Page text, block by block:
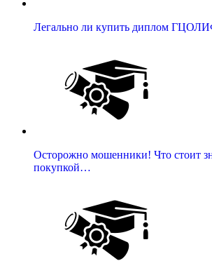
Легально ли купить диплом
Осторожно мошенники! Что стоит
покупкой…